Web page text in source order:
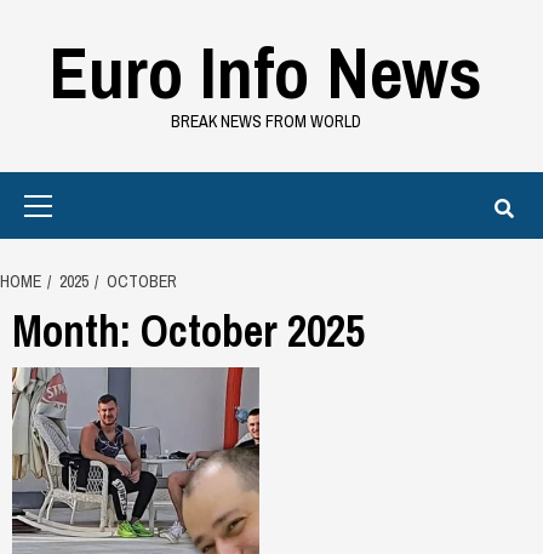
contentEuro Info News
BREAK NEWS FROM WORLD
HOME 2025 OCTOBER
Month: October 2025